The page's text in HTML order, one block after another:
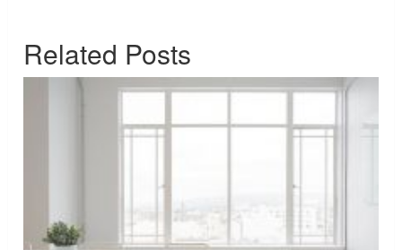
Related Posts